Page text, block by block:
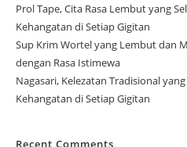
Prol Tape, Cita Rasa Lembut yang
Kehangatan di Setiap Gigitan
Sup Krim Wortel yang Lembut dan
dengan Rasa Istimewa
Nagasari, Kelezatan Tradisional
Kehangatan di Setiap Gigitan
Recent Comments